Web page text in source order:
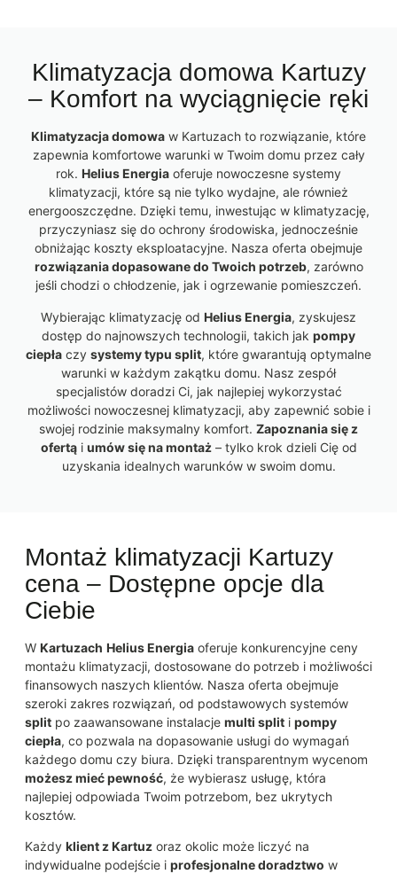
Klimatyzacja domowa Kartuzy
– Komfort na wyciągnięcie ręki
Klimatyzacja domowa w Kartuzach to rozwiązanie, które
zapewnia komfortowe warunki w Twoim domu przez cały
rok. Helius Energia oferuje nowoczesne systemy
klimatyzacji, które są nie tylko wydajne, ale również
energooszczędne. Dzięki temu, inwestując w klimatyzację,
przyczyniasz się do ochrony środowiska, jednocześnie
obniżając koszty eksploatacyjne. Nasza oferta obejmuje
rozwiązania dopasowane do Twoich potrzeb, zarówno
jeśli chodzi o chłodzenie, jak i ogrzewanie pomieszczeń.
Wybierając klimatyzację od Helius Energia, zyskujesz
dostęp do najnowszych technologii, takich jak pompy
ciepła czy systemy typu split, które gwarantują optymalne
warunki w każdym zakątku domu. Nasz zespół
specjalistów doradzi Ci, jak najlepiej wykorzystać
możliwości nowoczesnej klimatyzacji, aby zapewnić sobie i
swojej rodzinie maksymalny komfort. Zapoznania się z
ofertąi umów się na montaż– tylko krok dzieli Cię od
uzyskania idealnych warunków w swoim domu.
Montaż klimatyzacji Kartuzy
cena – Dostępne opcje dla
Ciebie
W Kartuzach Helius Energia oferuje konkurencyjne ceny
montażu klimatyzacji, dostosowane do potrzeb i możliwości
finansowych naszych klientów. Nasza oferta obejmuje
szeroki zakres rozwiązań, od podstawowych systemów
split po zaawansowane instalacje multi split i pompy
ciepła, co pozwala na dopasowanie usługi do wymagań
każdego domu czy biura. Dzięki transparentnym wycenom
możesz mieć pewność, że wybierasz usługę, która
najlepiej odpowiada Twoim potrzebom, bez ukrytych
kosztów.
Każdy klient z Kartuz oraz okolic może liczyć na
indywidualne podejście i profesjonalne doradztwo w